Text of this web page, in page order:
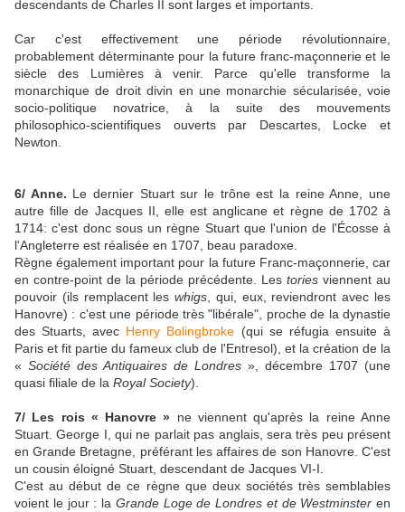
descendants de Charles II sont larges et importants.
Car c'est effectivement une période révolutionnaire,
probablement déterminante pour la future franc-maçonnerie et le
siècle des Lumières à venir. Parce qu'elle transforme la
monarchique de droit divin en une monarchie sécularisée, voie
socio-politique novatrice, à la suite des mouvements
philosophico-scientifiques ouverts par Descartes, Locke et
Newton.
6/ Anne. Le dernier Stuart sur le trône est la reine Anne, une
autre fille de Jacques II, elle est anglicane et règne de 1702 à
1714: c'est donc sous un règne Stuart que l'union de l'Écosse à
l'Angleterre est réalisée en 1707, beau paradoxe.
Règne également important pour la future Franc-maçonnerie, car
en contre-point de la période précédente. Les tories viennent au
pouvoir (ils remplacent leswhigs, qui, eux, reviendront avec les
Hanovre) : c'est une période très "libérale", proche de la dynastie
des Stuarts, avec Henry Bolingbroke (qui se réfugia ensuite à
Paris et fit partie du fameux club de l'Entresol), et la création de la
« Société des Antiquaires de Londres », décembre 1707 (une
quasi filiale de la Royal Society).
7/ Les rois « Hanovre » ne viennent qu'après la reine Anne
Stuart. George I, qui ne parlait pas anglais, sera très peu présent
en Grande Bretagne, préférant les affaires de son Hanovre. C'est
un cousin éloigné Stuart, descendant de Jacques VI-I.
C'est au début de ce règne que deux sociétés très semblables
voient le jour : la Grande Loge de Londres et de Westminster en